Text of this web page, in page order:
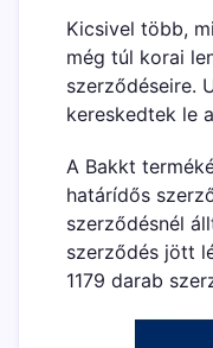
Kicsivel több,
még túl korai
szerződéseire.
kereskedtek le
A Bakkt
határídős
szerződésnél
szerződés jött
1179 darab